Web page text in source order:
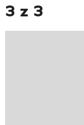
3 z 3